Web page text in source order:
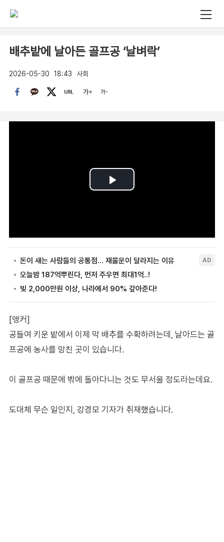
배추밭에 날아든 골프공 ‘날벼락’
2026-05-30 18:43 사회
[앵커]
공들여 키운 밭에서 이제 막 배추를 수확하려는데, 날아드는 골
프공에 농사를 망친 곳이 있습니다.
이 골프공 때문에 밖에 돌아다니는 것도 무서울 정도라는데요.
도대체 무슨 일인지, 강경모 기자가 취재했습니다.